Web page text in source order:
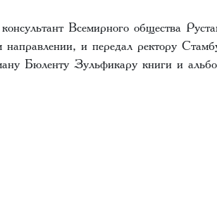
Всемирного общества
и передал ректору
Бюленту Зульфикару книги и